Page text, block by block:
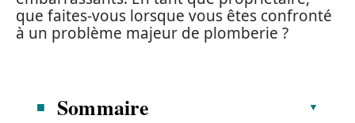
que faites-vous lorsque vous êtes confronté
à un problème majeur de plomberie ?
Sommaire